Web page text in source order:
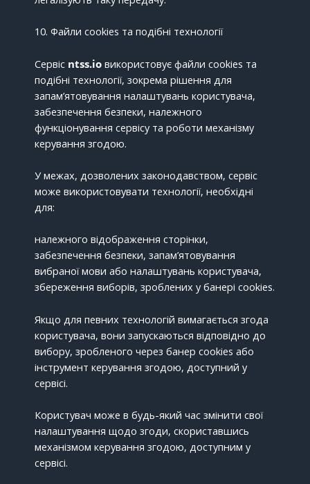
10. Файли cookies та подібні технології
Сервіс ntss.io використовує файли cookies та
подібні технології, зокрема рішення для
запам’ятовування налаштувань користувача,
забезпечення безпеки, належного
функціонування сервісу та роботи механізму
керування згодою.
У межах, дозволених законодавством, сервіс
може використовувати технології, необхідні
для:
належного відображення сторінки,
забезпечення безпеки, запам’ятовування
вибраної мови або налаштувань користувача,
збереження виборів, зроблених у банері cookies.
Якщо для певних технологій вимагається згода
користувача, вони запускаються відповідно до
вибору, зробленого через банер cookies або
інструмент керування згодою, доступний у
сервісі.
Користувач може в будь-який час змінити свої
налаштування щодо згоди, скориставшись
механізмом керування згодою, доступним у
сервісі.